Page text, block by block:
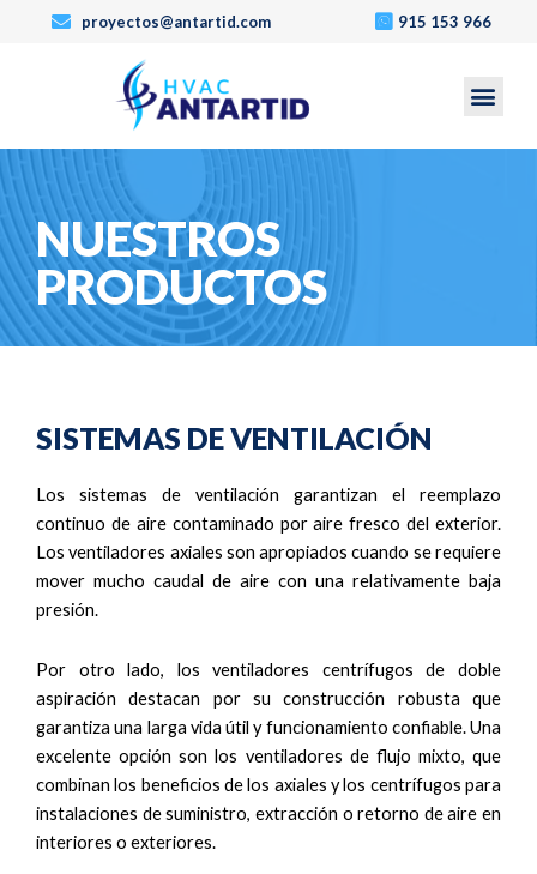
proyectos@antartid.com 915 153 966
NUESTROS
PRODUCTOS
SISTEMAS DE VENTILACIÓN
Los sistemas de ventilación garantizan el reemplazo
continuo de aire contaminado por aire fresco del exterior.
Los ventiladores axiales son apropiados cuando se requiere
mover mucho caudal de aire con una relativamente baja
presión.
Por otro lado, los ventiladores centrífugos de doble
aspiración destacan por su construcción robusta que
garantiza una larga vida útil y funcionamiento confiable. Una
excelente opción son los ventiladores de flujo mixto, que
combinan los beneficios de los axiales y los centrífugos para
instalaciones de suministro, extracción o retorno de aire en
interiores o exteriores.